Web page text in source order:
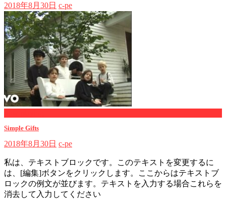
2018年8月30日 c-pe
Simple Gifts
2018年8月30日 c-pe
私は、テキストブロックです。このテキストを変更するに
は、[編集]ボタンをクリックします。ここからはテキストブ
ロックの例文が並びます。テキストを入力する場合これらを
消去して入力してください